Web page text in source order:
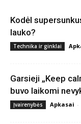
Kodėl
lauko?
Technika ir ginklai
Garsieji „Keep
buvo laikomi
Įvairenybės Apkasai -